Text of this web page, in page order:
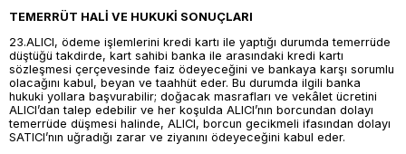
TEMERRÜT HALİ VE HUKUKİ SONUÇLARI
23.ALICI, ödeme işlemlerini kredi kartı ile yaptığı durumda temerrüde
düştüğü takdirde, kart sahibi banka ile arasındaki kredi kartı
sözleşmesi çerçevesinde faiz ödeyeceğini ve bankaya karşı sorumlu
olacağını kabul, beyan ve taahhüt eder. Bu durumda ilgili banka
hukuki yollara başvurabilir; doğacak masrafları ve vekâlet ücretini
ALICI’dan talep edebilir ve her koşulda ALICI’nın borcundan dolayı
temerrüde düşmesi halinde, ALICI, borcun gecikmeli ifasından dolayı
SATICI’nın uğradığı zarar ve ziyanını ödeyeceğini kabul eder.